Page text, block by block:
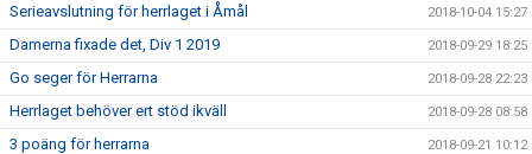
Serieavslutning för herrlaget i Åmål 2018-10-04 15:27
Damerna fixade det, Div 1 2019 2018-09-29 18:25
Go seger för Herrarna 2018-09-28 22:23
Herrlaget behöver ert stöd ikväll 2018-09-28 08:58
3 poäng för herrarna 2018-09-21 10:12